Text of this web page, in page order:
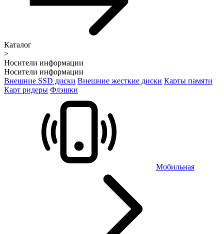
Каталог
>
Носители информации
Носители информации
Внешние SSD диски Внешние жесткие диски Карты памяти
Карт ридеры Флэшки
Мобильная